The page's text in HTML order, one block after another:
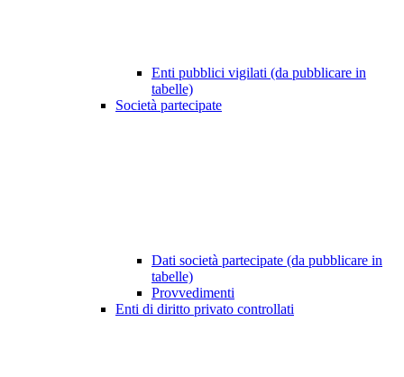
Enti pubblici vigilati (da pubblicare in
tabelle)
Società partecipate
Dati società partecipate (da pubblicare in
tabelle)
Provvedimenti
Enti di diritto privato controllati